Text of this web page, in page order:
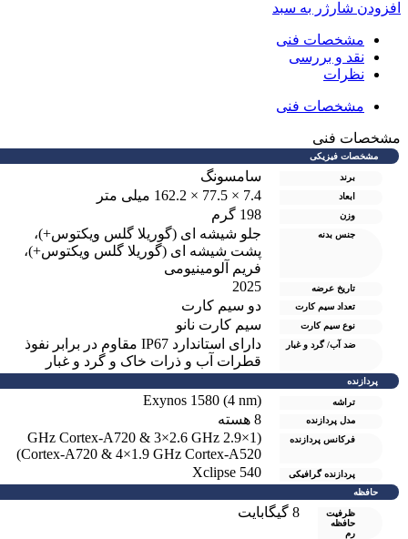
شارژر به سبد
مشخصات فنی
نقد و بررسی
نظرات
مشخصات فنی
فنی
مشخصات فیزیکی
برند سامسونگ
ابعاد 7.4 × 77.5 × 162.2 میلی متر
وزن 198 گرم
جنس بدنه
جلو شیشه ای (گوریلا گلس ویکتوس+)،
پشت شیشه ای (گوریلا گلس ویکتوس+)،
فریم آلومینیومی
تاریخ عرضه 2025
تعداد سیم کارت دو سيم کارت
نوع سیم کارت سیم کارت نانو
ضد آب/ گرد و غبار
دارای استاندارد IP67 مقاوم در برابر نفوذ
قطرات آب و ذرات خاک و گرد و غبار
پردازنده
تراشه Exynos 1580 (4 nm)
مدل پردازنده
فرکانس پردازنده
(1×2.9 GHz Cortex-A720 & 3×2.6 GHz
Cortex-A720 & 4×1.9 GHz Cortex-A520)
پردازنده گرافیکی Xclipse 540
حافظه
ظرفیت
حافظه
رم